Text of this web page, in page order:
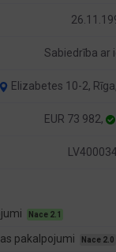
Sabiedrība ar
Elizabetes 10-2,
EUR 73 982,
Nace 2.1
pakalpojumi Nace 2.0